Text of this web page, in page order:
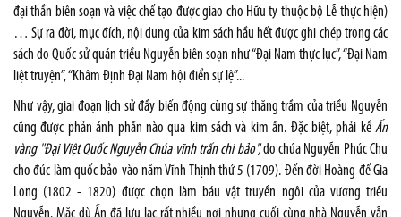
đại thần biên soạn và việc chế tạo được giao cho Hữu ty thuộc bộ Lễ thực hiện)
… Sự ra đời, mục đích, nội dung của kim sách hầu hết được ghi chép trong các
sách do Quốc sử quán triều Nguyễn biên soạn như “Đại Nam thực lục”, “Đại Nam
liệt truyện”, “Khâm Định Đại Nam hội điển sự lệ”...
Như vậy, giai đoạn lịch sử đầy biến động cùng sự thăng trầm của triều Nguyễn
cũng được phản ánh phần nào qua kim sách và kim ấn. Đặc biệt, phải kể Ấn
vàng "Đại Việt Quốc Nguyễn Chúa vĩnh trấn chi bảo",do chúa Nguyễn Phúc Chu
cho đúc làm quốc bảo vào năm Vĩnh Thịnh thứ 5 (1709). Đến đời Hoàng đế Gia
Long (1802 - 1820) được chọn làm báu vật truyền ngôi của vương triều